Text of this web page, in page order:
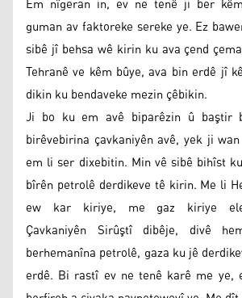
guman av faktoreke sereke ye. Ez
sibê jî behsa wê kirin ku ava çend
Tehranê ve kêm bûye, ava bin erdê jî
dikin ku bendaveke mezin çêbikin.
Ji bo ku em avê biparêzin û baştir
birêvebirina çavkaniyên avê, yek ji
em li ser dixebitin. Min vê sibê bihîst
bîrên petrolê derdikeve tê kirin. Me li
ew kar kiriye, me gaz kiriye
Çavkaniyên Sirûştî dibêje, divê
berhemanîna petrolê, gaza ku jê
erdê. Bi rastî ev ne tenê karê me ye,